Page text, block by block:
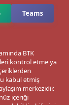
Teams
BTK
kontrol etme ya
kabul etmiş
merkezidir.
içeriği